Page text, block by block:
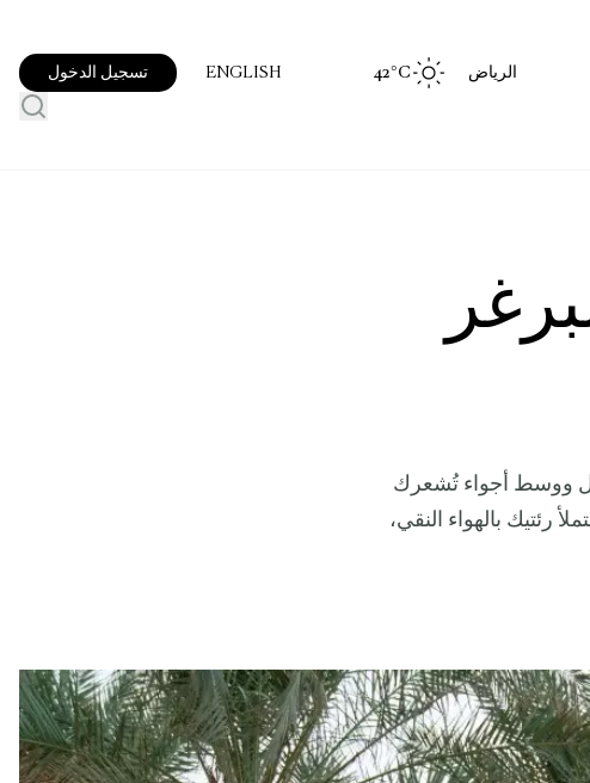
الرياض 42 °C
ENGLISH تسجيل الدخول
ووسط أجواء تُشعرك
رئتيك بالهواء النقي،